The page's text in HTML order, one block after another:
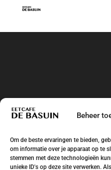
Beheer
Om de beste ervaringen te bieden,
om informatie over je apparaat op te
stemmen met deze technologieën
unieke ID's op deze site verwerken.